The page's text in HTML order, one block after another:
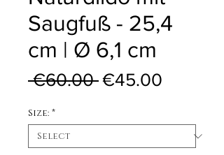
Saugfuß - 25,4
cm | Ø 6,1 cm
€60.00 Regular Price
€45.00
Size: *